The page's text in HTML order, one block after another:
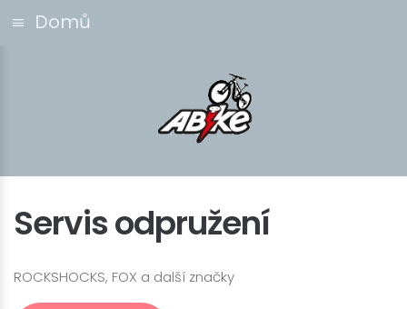
Domů
Servis odpružení
ROCKSHOCKS, FOX a další značky